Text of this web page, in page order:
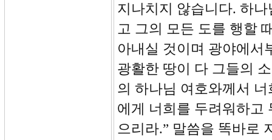
지나치지 않습니다. 하
고 그의 모든 도를 행할
아내실 것이며 광야에서
광활한 땅이 다 그들의
의 하나님 여호와께서
에게 너희를 두려워하고
으리라.” 말씀을 똑바로